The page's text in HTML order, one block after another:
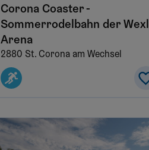
Corona Coaster -
Sommerrodelbahn der Wexl
Arena
2880 St. Corona am Wechsel